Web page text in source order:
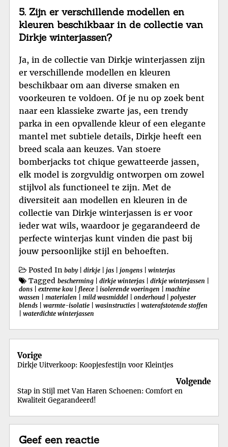
5. Zijn er verschillende modellen en
kleuren beschikbaar in de collectie van
Dirkje winterjassen?
Ja, in de collectie van Dirkje winterjassen zijn
er verschillende modellen en kleuren
beschikbaar om aan diverse smaken en
voorkeuren te voldoen. Of je nu op zoek bent
naar een klassieke zwarte jas, een trendy
parka in een opvallende kleur of een elegante
mantel met subtiele details, Dirkje heeft een
breed scala aan keuzes. Van stoere
bomberjacks tot chique gewatteerde jassen,
elk model is zorgvuldig ontworpen om zowel
stijlvol als functioneel te zijn. Met de
diversiteit aan modellen en kleuren in de
collectie van Dirkje winterjassen is er voor
ieder wat wils, waardoor je gegarandeerd de
perfecte winterjas kunt vinden die past bij
jouw persoonlijke stijl en behoeften.
Posted In baby| dirkje jas jongens winterjas
Tagged bescherming dirkje winterjas dirkje winterjassen
dons
extreme kou fleece isolerende voeringen
machine
wassen
materialen mild wasmiddel onderhoud
polyester
blends
warmte-isolatie wasinstructies
waterafstotende stoffen
waterdichte winterjassen
Berichtnavigatie
Vorige
Dirkje Uitverkoop: Koopjesfestijn voor Kleintjes
Volgende
Stap in Stijl met Van Haren Schoenen: Comfort en
Kwaliteit Gegarandeerd!
Geef een reactie